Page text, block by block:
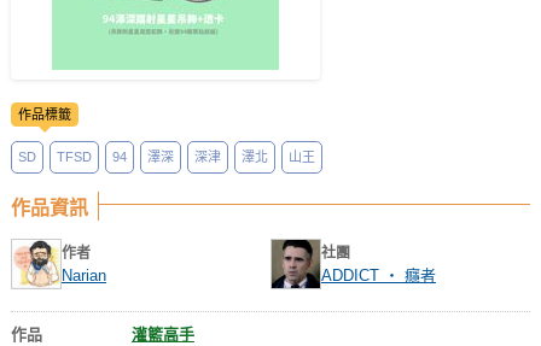
作品標籤
SD TFSD 94 澤深 深津 澤北 山王
作品資訊
作者
Narian
社團
ADDICT ‧ 癮者
作品 灌籃高手